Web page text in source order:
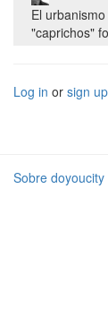
El
"caprichos"
Log in or sign up
Sobre doyoucity